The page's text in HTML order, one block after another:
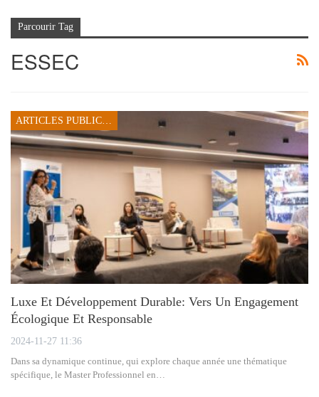
Parcourir Tag
ESSEC
ARTICLES PUBLICITAIRES
Luxe Et Développement Durable: Vers Un Engagement
Écologique Et Responsable
2024-11-27 11:36
Dans sa dynamique continue, qui explore chaque année une thématique
spécifique, le Master Professionnel en…